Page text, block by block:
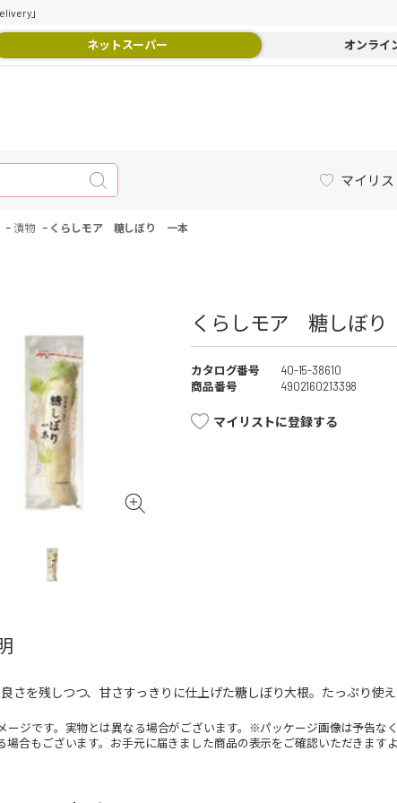
」
ネットスーパー オンライ
マイリス
- 漬物 - くらしモア 糖しぼり 一本
くらしモア 糖しぼ
カタログ番号
40-15-38610
商品番号
4902160213398
マイリストに登録する
さを残しつつ、甘さすっきりに仕上げた糖しぼり大根。たっぷり使え
ージです。実物とは異なる場合がございます。※パッケージ画像は予告な
場合もございます。お手元に届きました商品の表示をご確認いただきますよ